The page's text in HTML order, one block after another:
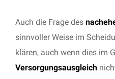
Auch die Frage des
sinnvoller Weise im
klären, auch wenn dies im
Versorgungsausgleich